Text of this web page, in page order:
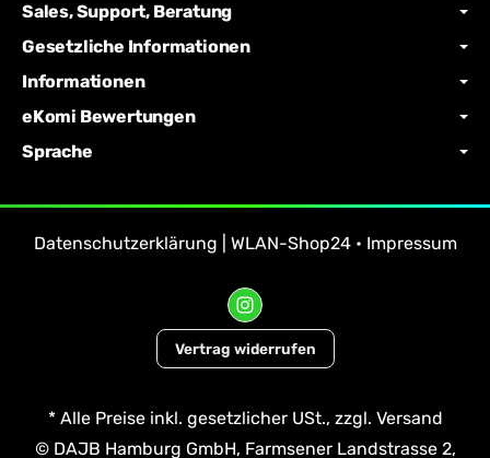
Sales, Support, Beratung
Gesetzliche Informationen
Informationen
eKomi Bewertungen
Sprache
Datenschutzerklärung | WLAN-Shop24 • Impressum
Vertrag widerrufen
*Alle Preise inkl. gesetzlicher USt., zzgl. Versand
© DAJB Hamburg GmbH, Farmsener Landstrasse 2,